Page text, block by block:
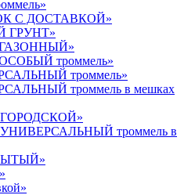
С ДОСТАВКОЙ»
ГРУНТ»
ГАЗОННЫЙ»
ОСОБЫЙ троммель»
троммель»
троммель в мешках
ГОРОДСКОЙ»
УНИВЕРСАЛЬНЫЙ троммель в